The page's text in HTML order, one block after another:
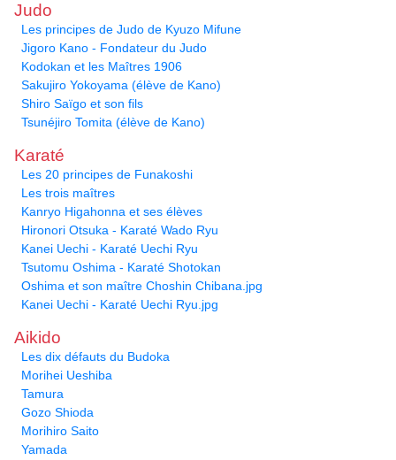
Judo
Les principes de Judo de Kyuzo Mifune
Jigoro Kano - Fondateur du Judo
Kodokan et les Maîtres 1906
Sakujiro Yokoyama (élève de Kano)
Shiro Saïgo et son fils
Tsunéjiro Tomita (élève de Kano)
Karaté
Les 20 principes de Funakoshi
Les trois maîtres
Kanryo Higahonna et ses élèves
Hironori Otsuka - Karaté Wado Ryu
Kanei Uechi - Karaté Uechi Ryu
Tsutomu Oshima - Karaté Shotokan
Oshima et son maître Choshin Chibana.jpg
Kanei Uechi - Karaté Uechi Ryu.jpg
Aikido
Les dix défauts du Budoka
Morihei Ueshiba
Tamura
Gozo Shioda
Morihiro Saito
Yamada